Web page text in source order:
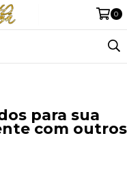
0
para sua
com outros